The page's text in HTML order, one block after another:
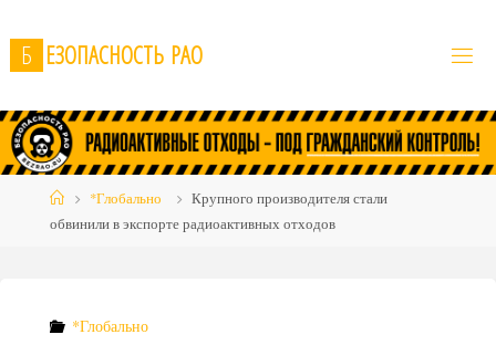
to
content
Б ЕЗОПАСНОСТЬ РАО
Home*Глобально
Крупного производителя стали
обвинили в экспорте радиоактивных отходов
*Глобально